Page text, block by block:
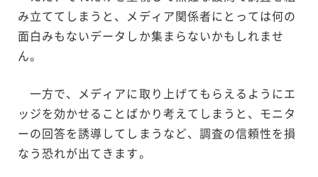
み立ててしまうと、メディア関係者にとっては何の
面白みもないデータしか集まらないかもしれませ
ん。
一方で、メディアに取り上げてもらえるようにエ
ッジを効かせることばかり考えてしまうと、モニタ
ーの回答を誘導してしまうなど、調査の信頼性を損
なう恐れが出てきます。